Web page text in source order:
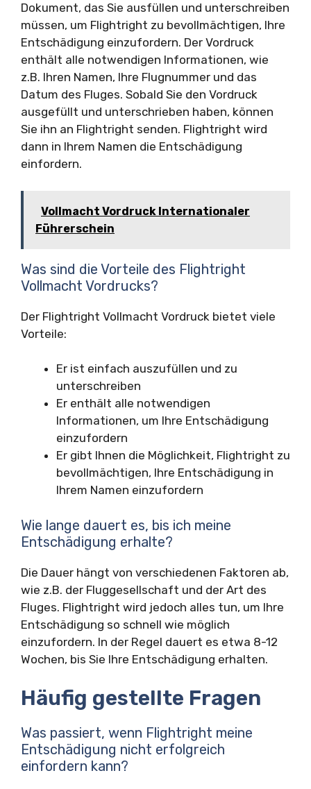
Dokument, das Sie ausfüllen und unterschreiben
müssen, um Flightright zu bevollmächtigen, Ihre
Entschädigung einzufordern. Der Vordruck
enthält alle notwendigen Informationen, wie
z.B. Ihren Namen, Ihre Flugnummer und das
Datum des Fluges. Sobald Sie den Vordruck
ausgefüllt und unterschrieben haben, können
Sie ihn an Flightright senden. Flightright wird
dann in Ihrem Namen die Entschädigung
einfordern.
Vollmacht Vordruck Internationaler
Führerschein
Was sind die Vorteile des Flightright
Vollmacht Vordrucks?
Der Flightright Vollmacht Vordruck bietet viele
Vorteile:
Er ist einfach auszufüllen und zu
unterschreiben
Er enthält alle notwendigen
Informationen, um Ihre Entschädigung
einzufordern
Er gibt Ihnen die Möglichkeit, Flightright zu
bevollmächtigen, Ihre Entschädigung in
Ihrem Namen einzufordern
Wie lange dauert es, bis ich meine
Entschädigung erhalte?
Die Dauer hängt von verschiedenen Faktoren ab,
wie z.B. der Fluggesellschaft und der Art des
Fluges. Flightright wird jedoch alles tun, um Ihre
Entschädigung so schnell wie möglich
einzufordern. In der Regel dauert es etwa 8-12
Wochen, bis Sie Ihre Entschädigung erhalten.
Häufig gestellte Fragen
Was passiert, wenn Flightright meine
Entschädigung nicht erfolgreich
einfordern kann?